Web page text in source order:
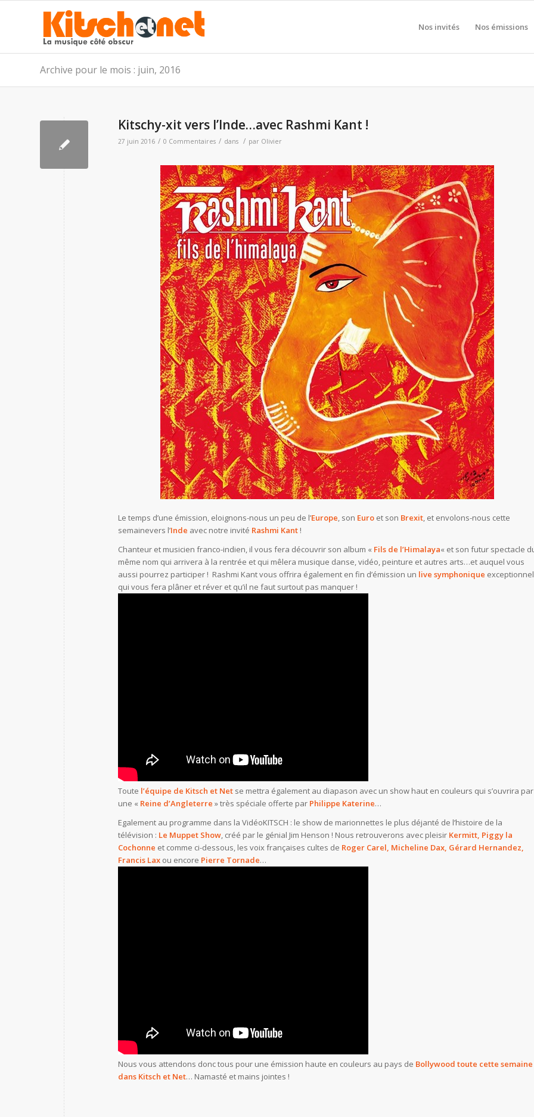
Nos invités Nos émissions
Archive pour le mois : juin, 2016
Kitschy-xit vers l’Inde…avec Rashmi Kant !
27 juin 2016 / 0 Commentaires / dans / par Olivier
Le temps d’une émission, eloignons-nous un peu de l’Europe, son Euro et son Brexit, et envolons-nous cette
semainevers l’Inde avec notre invité Rashmi Kant !
Chanteur et musicien franco-indien, il vous fera découvrir son album « Fils de l’Himalaya« et son futur spectacle
même nom qui arrivera à la rentrée et qui mêlera musique danse, vidéo, peinture et autres arts…et auquel vous
aussi pourrez participer ! Rashmi Kant vous offrira également en fin d’émission un live symphonique exceptionnel
qui vous fera plâner et réver et qu’il ne faut surtout pas manquer !
Toute l’équipe de Kitsch et Net se mettra également au diapason avec un show haut en couleurs qui s’ouvrira par
une « Reine d’Angleterre » très spéciale offerte par Philippe Katerine…
Egalement au programme dans la VidéoKITSCH : le show de marionnettes le plus déjanté de l’histoire de la
télévision : Le Muppet Show, créé par le génial Jim Henson ! Nous retrouverons avec pleisir Kermitt, Piggy la
Cochonne et comme ci-dessous, les voix françaises cultes de Roger Carel, Micheline Dax, Gérard Hernandez,
Francis Lax ou encore Pierre Tornade…
Nous vous attendons donc tous pour une émission haute en couleurs au pays de Bollywood toute cette semaine
dans Kitsch et Net… Namasté et mains jointes !